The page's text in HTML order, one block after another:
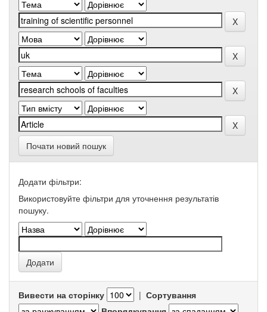
Почати новий пошук
Додати фільтри:
Використовуйте фільтри для уточнення результатів
пошуку.
Вивести на сторінку | Сортування